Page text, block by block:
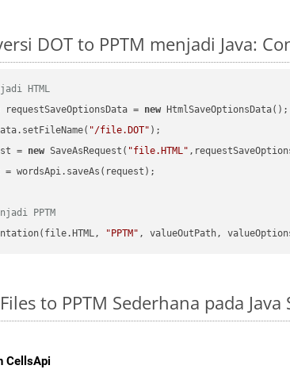
DOT to PPTM menjadi Java:
HTML
requestSaveOptionsData = new HtmlSaveOptionsData();
"/file.DOT" );
= new SaveAsRequest( "file.HTML"
= wordsApi.saveAs(request);
PPTM
"PPTM"
to PPTM Sederhana pada Java
CellsApi